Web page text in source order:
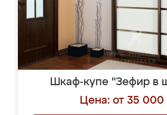
Шкаф-купе "Зефир в
Цена: от 35 000